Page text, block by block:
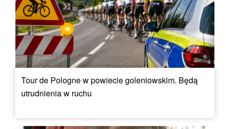
Tour de Pologne w powiecie goleniowskim. Będą
utrudnienia w ruchu